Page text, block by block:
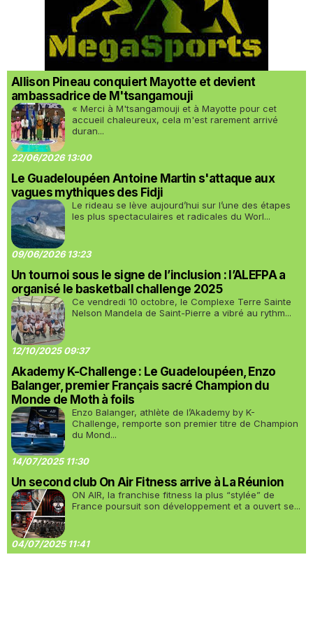
Allison Pineau conquiert Mayotte et devient
ambassadrice de M'tsangamouji
« Merci à M'tsangamouji et à Mayotte pour cet
accueil chaleureux, cela m'est rarement arrivé
duran...
22/06/2026 13:00
Le Guadeloupéen Antoine Martin s'attaque aux
vagues mythiques des Fidji
Le rideau se lève aujourd’hui sur l’une des étapes
les plus spectaculaires et radicales du Worl...
09/06/2026 13:23
Un tournoi sous le signe de l’inclusion : l’ALEFPA a
organisé le basketball challenge 2025
Ce vendredi 10 octobre, le Complexe Terre Sainte
Nelson Mandela de Saint-Pierre a vibré au rythm...
12/10/2025 09:37
Akademy K-Challenge : Le Guadeloupéen, Enzo
Balanger, premier Français sacré Champion du
Monde de Moth à foils
Enzo Balanger, athlète de l’Akademy by K-
Challenge, remporte son premier titre de Champion
du Mond...
14/07/2025 11:30
Un second club On Air Fitness arrive à La Réunion
ON AIR, la franchise fitness la plus “stylée” de
France poursuit son développement et a ouvert se...
04/07/2025 11:41